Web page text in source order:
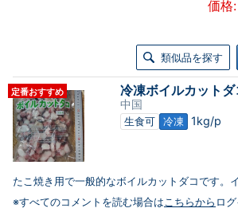
価格
類似品を探す
定番おすすめ 冷凍ボイルカット
中国
生食可 冷凍 1kg/p
たこ焼き用で一般的なボイルカットダコです。
※すべてのコメントを読む場合はこちらから ロ